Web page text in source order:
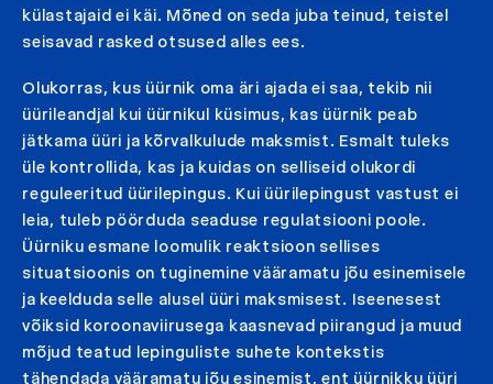
külastajaid ei käi. Mõned on seda juba teinud, teistel
seisavad rasked otsused alles ees.
Olukorras, kus üürnik oma äri ajada ei saa, tekib nii
üürileandjal kui üürnikul küsimus, kas üürnik peab
jätkama üüri ja kõrvalkulude maksmist. Esmalt tuleks
üle kontrollida, kas ja kuidas on selliseid olukordi
reguleeritud üürilepingus. Kui üürilepingust vastust ei
leia, tuleb pöörduda seaduse regulatsiooni poole.
Üürniku esmane loomulik reaktsioon sellises
situatsioonis on tuginemine vääramatu jõu esinemisele
ja keelduda selle alusel üüri maksmisest. Iseenesest
võiksid koroonaviirusega kaasnevad piirangud ja muud
mõjud teatud lepinguliste suhete kontekstis
tähendada vääramatu jõu esinemist, ent üürnikku üüri